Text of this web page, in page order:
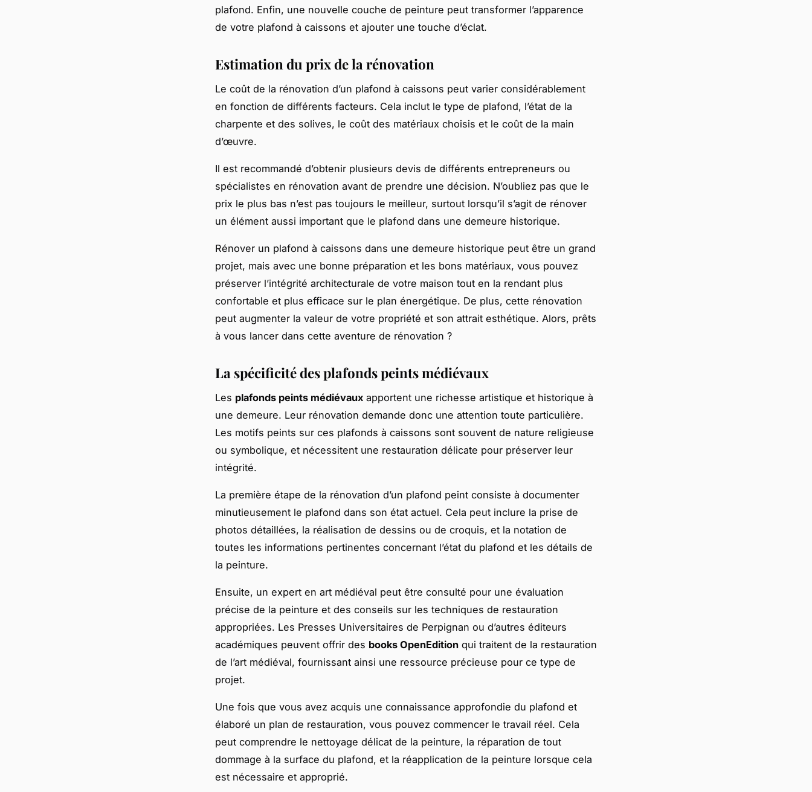
plafond. Enfin, une nouvelle couche de peinture peut transformer l’apparence
de votre plafond à caissons et ajouter une touche d’éclat.
Estimation du prix de la rénovation
Le coût de la rénovation d’un plafond à caissons peut varier considérablement
en fonction de différents facteurs. Cela inclut le type de plafond, l’état de la
charpente et des solives, le coût des matériaux choisis et le coût de la main
d’œuvre.
Il est recommandé d’obtenir plusieurs devis de différents entrepreneurs ou
spécialistes en rénovation avant de prendre une décision. N’oubliez pas que le
prix le plus bas n’est pas toujours le meilleur, surtout lorsqu’il s’agit de rénover
un élément aussi important que le plafond dans une demeure historique.
Rénover un plafond à caissons dans une demeure historique peut être un grand
projet, mais avec une bonne préparation et les bons matériaux, vous pouvez
préserver l’intégrité architecturale de votre maison tout en la rendant plus
confortable et plus efficace sur le plan énergétique. De plus, cette rénovation
peut augmenter la valeur de votre propriété et son attrait esthétique. Alors, prêts
à vous lancer dans cette aventure de rénovation ?
La spécificité des plafonds peints médiévaux
Les plafonds peints médiévaux apportent une richesse artistique et historique à
une demeure. Leur rénovation demande donc une attention toute particulière.
Les motifs peints sur ces plafonds à caissons sont souvent de nature religieuse
ou symbolique, et nécessitent une restauration délicate pour préserver leur
intégrité.
La première étape de la rénovation d’un plafond peint consiste à documenter
minutieusement le plafond dans son état actuel. Cela peut inclure la prise de
photos détaillées, la réalisation de dessins ou de croquis, et la notation de
toutes les informations pertinentes concernant l’état du plafond et les détails de
la peinture.
Ensuite, un expert en art médiéval peut être consulté pour une évaluation
précise de la peinture et des conseils sur les techniques de restauration
appropriées. Les Presses Universitaires de Perpignan ou d’autres éditeurs
académiques peuvent offrir des books OpenEdition qui traitent de la restauration
de l’art médiéval, fournissant ainsi une ressource précieuse pour ce type de
projet.
Une fois que vous avez acquis une connaissance approfondie du plafond et
élaboré un plan de restauration, vous pouvez commencer le travail réel. Cela
peut comprendre le nettoyage délicat de la peinture, la réparation de tout
dommage à la surface du plafond, et la réapplication de la peinture lorsque cela
est nécessaire et approprié.